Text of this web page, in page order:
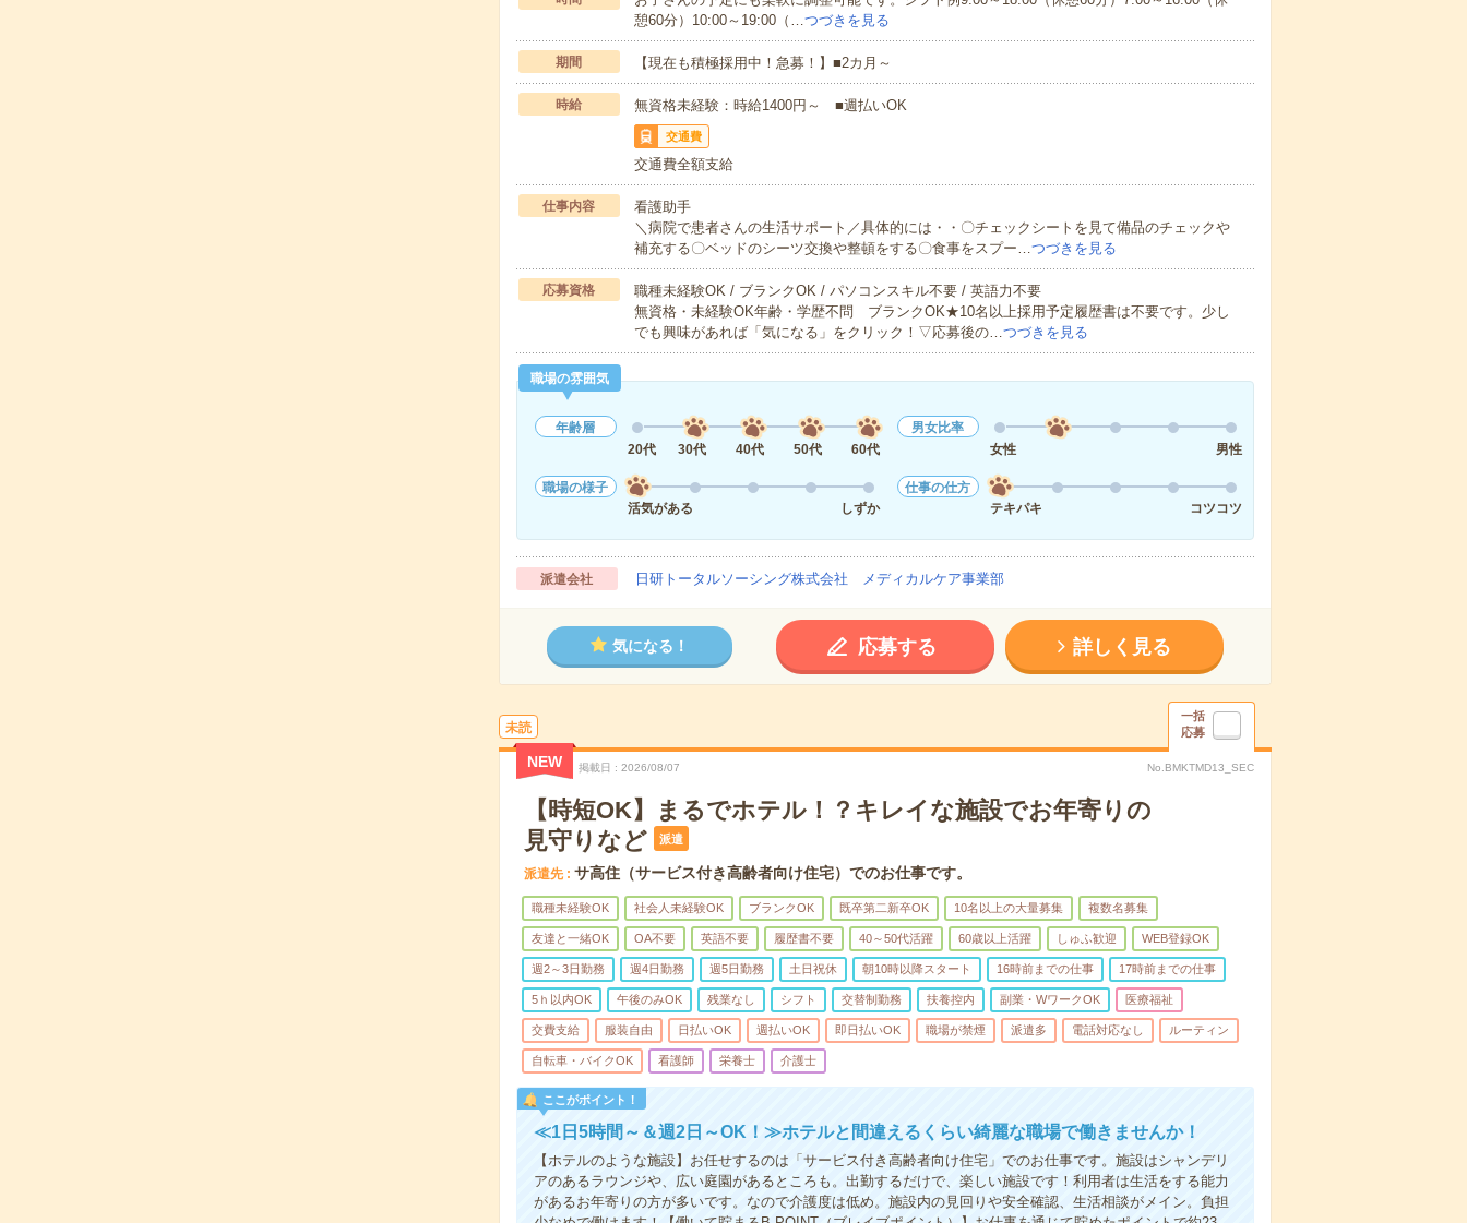
憩60分）10:00～19:00（…つづきを見る
期間 【現在も積極採用中！急募！】■2カ月～
時給 無資格未経験：時給1400円～ ■週払いOK
交通費
交通費全額支給
仕事内容
看護助手
＼病院で患者さんの生活サポート／具体的には・・〇チェックシートを見て備品のチェックや
補充する〇ベッドのシーツ交換や整頓をする〇食事をスプー…つづきを見る
応募資格
職種未経験OK / ブランクOK / パソコンスキル不要 / 英語力不要
無資格・未経験OK年齢・学歴不問 ブランクOK★10名以上採用予定履歴書は不要です。少し
でも興味があれば「気になる」をクリック！▽応募後の…つづきを見る
職場の雰囲気
年齢層
20代
30代 40代 50代 60代
男女比率
女性
男性
職場の様子
活気がある
しずか
仕事の仕方
テキパキ
コツコツ
派遣会社 日研トータルソーシング株式会社 メディカルケア事業部
気になる！ 応募する 詳しく見る
未読
一括
応募
NEW 掲載日 2026/08/07 No.BMKTMD13_SEC
【時短OK】まるでホテル！？キレイな施設でお年寄りの
見守りなど
派遣
派遣先 サ高住（サービス付き高齢者向け住宅）でのお仕事です。
職種未経験OK 社会人未経験OK ブランクOK 既卒第二新卒OK 10名以上の大量募集 複数名募集
友達と一緒OK OA不要 英語不要 履歴書不要 40～50代活躍 60歳以上活躍 しゅふ歓迎 WEB登録OK
週2～3日勤務 週4日勤務 週5日勤務 土日祝休 朝10時以降スタート 16時前までの仕事 17時前までの仕事
5ｈ以内OK 午後のみOK 残業なし シフト 交替制勤務 扶養控内 副業・WワークOK 医療福祉
交費支給 服装自由 日払いOK 週払いOK 即日払いOK 職場が禁煙 派遣多 電話対応なし ルーティン
自転車・バイクOK 看護師 栄養士 介護士
ここがポイント！
≪1日5時間～＆週2日～OK！≫ホテルと間違えるくらい綺麗な職場で働きませんか！
【ホテルのような施設】お任せするのは「サービス付き高齢者向け住宅」でのお仕事です。施設はシャンデリ
アのあるラウンジや、広い庭園があるところも。出勤するだけで、楽しい施設です！利用者は生活をする能力
があるお年寄りの方が多いです。なので介護度は低め。施設内の見回りや安全確認、生活相談がメイン。負担